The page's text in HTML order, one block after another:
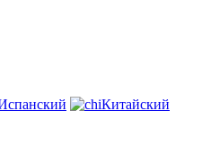
Китайский